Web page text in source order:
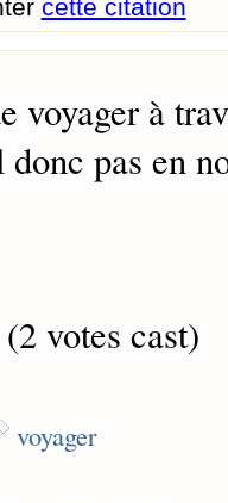
cette citation
voyager à
pas en
votes cast)
voyager